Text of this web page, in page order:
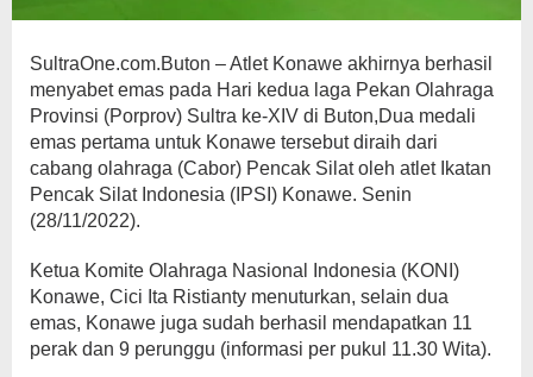
SultraOne.com.Buton – Atlet Konawe akhirnya berhasil
menyabet emas pada Hari kedua laga Pekan Olahraga
Provinsi (Porprov) Sultra ke-XIV di Buton,Dua medali
emas pertama untuk Konawe tersebut diraih dari
cabang olahraga (Cabor) Pencak Silat oleh atlet Ikatan
Pencak Silat Indonesia (IPSI) Konawe. Senin
(28/11/2022).
Ketua Komite Olahraga Nasional Indonesia (KONI)
Konawe, Cici Ita Ristianty menuturkan, selain dua
emas, Konawe juga sudah berhasil mendapatkan 11
perak dan 9 perunggu (informasi per pukul 11.30 Wita).